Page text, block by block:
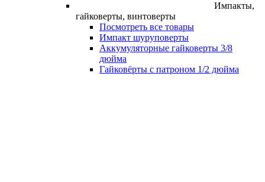
Импакты,
гайковерты, винтоверты
Посмотреть все товары
Импакт шуруповерты
Аккумуляторные гайковерты 3/8
дюйма
Гайковёрты с патроном 1/2 дюйма